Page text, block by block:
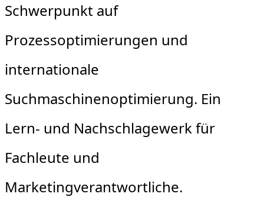
Schwerpunkt auf
Prozessoptimierungen und
internationale
Suchmaschinenoptimierung. Ein
Lern- und Nachschlagewerk für
Fachleute und
Marketingverantwortliche.